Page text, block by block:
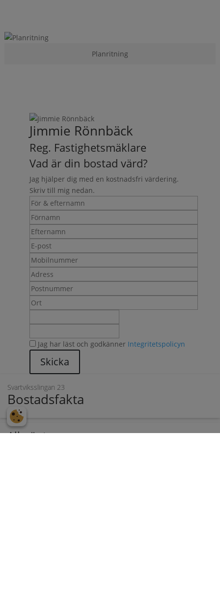
Planritning
Jimmie Rönnbäck
Reg. Fastighetsmäklare
Vad är din bostad värd?
Jag hjälper dig med en kostnadsfri värdering.
Skriv till mig nedan.
Jag har läst och godkänner Integritetspolicyn
Skicka
Svartviksslingan 23
Bostadsfakta
Allmänt